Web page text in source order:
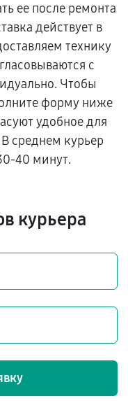
ее после ремонта
действует в
технику
с
Чтобы
форму ниже
удобное для
среднем курьер
40 минут.
курьера